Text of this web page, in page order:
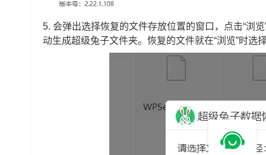
5. 会弹出选择恢复的文件存放位置的窗口，点击“浏
动生成超级兔子文件夹。恢复的文件就在“浏览”时选